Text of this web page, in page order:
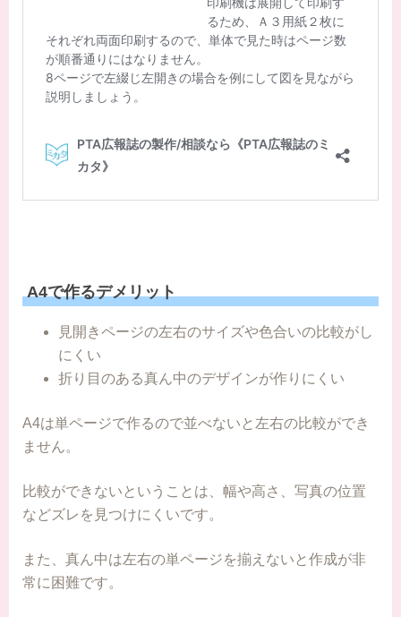
A4で作るデメリット
見開きページの左右のサイズや色合いの比較がし
にくい
折り目のある真ん中のデザインが作りにくい
A4は単ページで作るので並べないと左右の比較ができ
ません。
比較ができないということは、幅や高さ、写真の位置
などズレを見つけにくいです。
また、真ん中は左右の単ページを揃えないと作成が非
常に困難です。